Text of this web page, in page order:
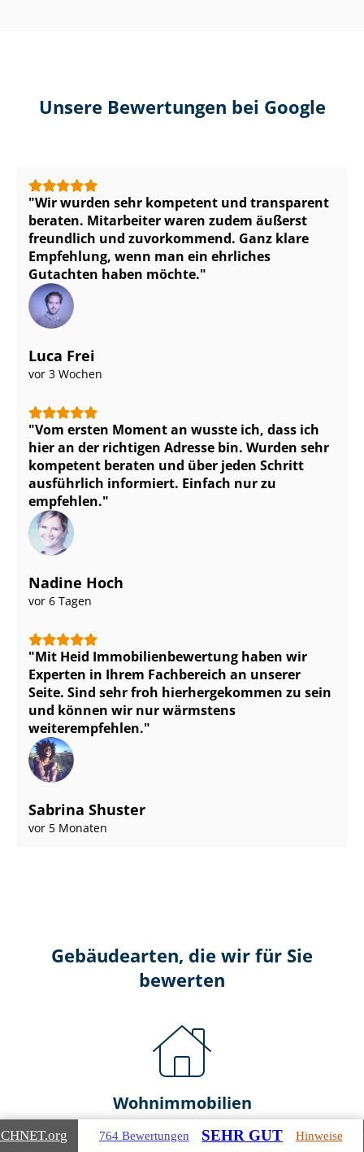
Unsere Bewertungen bei Google
Wir wurden sehr kompetent und transparent
beraten. Mitarbeiter waren zudem äußerst
freundlich und zuvorkommend. Ganz klare
Empfehlung, wenn man ein ehrliches
Gutachten haben möchte.
Luca Frei
vor 3 Wochen
Vom ersten Moment an wusste ich, dass ich
hier an der richtigen Adresse bin. Wurden sehr
kompetent beraten und über jeden Schritt
ausführlich informiert. Einfach nur zu
empfehlen.
Nadine Hoch
vor 6 Tagen
Mit Heid Im­mo­bi­li­en­be­wer­tung haben wir
Experten in Ihrem Fachbereich an unserer
Seite. Sind sehr froh hierhergekommen zu sein
und können wir nur wärmstens
weiterempfehlen.
Sabrina Shuster
vor 5 Monaten
Gebäudearten, die wir für Sie
bewerten
Wohnimmobilien
Ein- und Zwei­fa­mi­li­en­häu­ser
.org 764 Bewertungen SEHR GUT Hinweise